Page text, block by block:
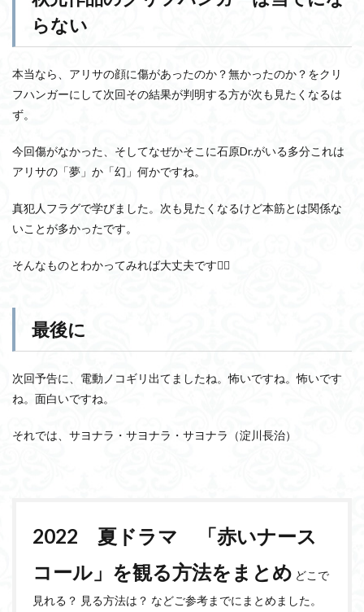
らない
本当なら、アリサの顔に傷があったのか？無かったのか？をクリ
フハンガーにして次回その結果が判明する方が次も見たくなるは
ず。
今回傷がなかった、そしてなぜかそこに石原Dr.がいる多分これは
アリサの「夢」か「幻」何かですね。
真犯人フラグで学びました。次も見たくなるけど本筋とは関係な
いことが多かったです。
そんなものとわかってみれば大丈夫です🙆‍♀️
最後に
次回予告に、電動ノコギリ出てましたね。怖いですね。怖いです
ね。面白いですね。
それでは、サヨナラ・サヨナラ・サヨナラ（淀川長治）
2022 夏ドラマ 「赤いナース
コール」を観る方法をまとめ どこで
見れる？ 見る方法は？ などご参考までにまとめました。